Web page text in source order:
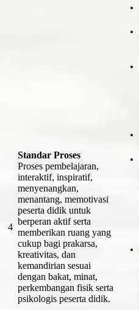
4
Standar Proses
Proses pembelajaran,
interaktif, inspiratif,
menyenangkan,
menantang, memotivasi
peserta didik untuk
berperan aktif serta
memberikan ruang yang
cukup bagi prakarsa,
kreativitas, dan
kemandirian sesuai
dengan bakat, minat,
perkembangan fisik serta
psikologis peserta didik.